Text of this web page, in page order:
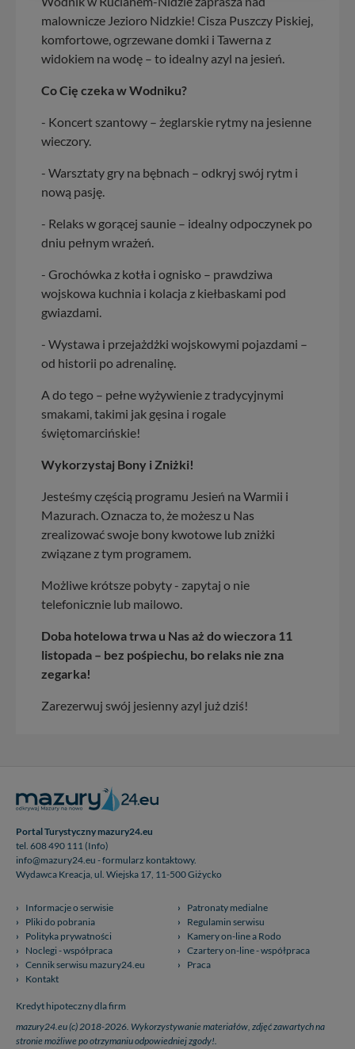
malownicze Jezioro Nidzkie! Cisza Puszczy Piskiej,
komfortowe, ogrzewane domki i Tawerna z
widokiem na wodę – to idealny azyl na jesień.
Co Cię czeka w Wodniku?
- Koncert szantowy – żeglarskie rytmy na jesienne
wieczory.
- Warsztaty gry na bębnach – odkryj swój rytm i
nową pasję.
- Relaks w gorącej saunie – idealny odpoczynek po
dniu pełnym wrażeń.
- Grochówka z kotła i ognisko – prawdziwa
wojskowa kuchnia i kolacja z kiełbaskami pod
gwiazdami.
- Wystawa i przejażdżki wojskowymi pojazdami –
od historii po adrenalinę.
A do tego – pełne wyżywienie z tradycyjnymi
smakami, takimi jak gęsina i rogale
świętomarcińskie!
Wykorzystaj Bony i Zniżki!
Jesteśmy częścią programu Jesień na Warmii i
Mazurach. Oznacza to, że możesz u Nas
zrealizować swoje bony kwotowe lub zniżki
związane z tym programem.
Możliwe krótsze pobyty - zapytaj o nie
telefonicznie lub mailowo.
Doba hotelowa trwa u Nas aż do wieczora 11
listopada – bez pośpiechu, bo relaks nie zna
zegarka!
Zarezerwuj swój jesienny azyl już dziś!
Portal Turystyczny mazury24.eu
tel. 608 490 111 (Info)
info@mazury24.eu - formularz kontaktowy.
Wydawca Kreacja, ul. Wiejska 17, 11-500 Giżycko
Informacje o serwisie
Patronaty medialne
Pliki do pobrania
Regulamin serwisu
Polityka prywatności
Kamery on-line a Rodo
Noclegi - współpraca
Czartery on-line - współpraca
Cennik serwisu mazury24.eu
Praca
Kontakt
Kredyt hipoteczny dla firm
mazury24.eu (c) 2018-2026. Wykorzystywanie materiałów, zdjęć zawartych na
stronie możliwe po otrzymaniu odpowiedniej zgody!.
Bezpieczeństwo Twoich danych jest dla nas
priorytetowe, bez poinformowania Ciebie nie będziemy
zmieniać zakresu naszych uprawnień. Twoje dane są u
nas bezpieczne, jeśli masz wątpliwości co do naszych
informacji uzyskach w naszejPolityce Prywatności
wyrażasz zgodę na przetwarzanie Twoich danych.
Nasz serwis nie wykorzystuje oraz nie udostępnia
Twoich danych innym podmiotom oraz osobom
trzecim. Wyjątkiem jest sytuacja, gdy przekazanie
Twoich danych jest elementem usługi (przekazanie
w przypadku rezerwacji usług typu: nocleg, czartery,
itp). Więcej informacji o zasadach i funkcjonalności
Administratorem Twoich danych jest: Agencja
Reklamowa Kreacja Monika Borkowska, z siedzibą ul.
Wiejska 17, 11-500 Giżycko. Możesz z nami
skontaktować się za pośrednictwem tej
strony
W każdej chwili możesz: zażądać dostępu do swoich
zabronić ich przetwarzania. Pamiętaj jednak, że nie
zawsze jest możliwe techniczne zrealizowanie Twoich
praw w odniesieniu do informacji zawartych w plikach
tych plików - w pewnych przypadkach nie możemy tego
Dziękujemy, i życzmy miłego odkrywania Mazur na
nowo...